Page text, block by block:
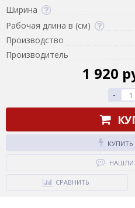
Ширина
Рабочая длина в (см)
Производство
Производитель
1 920
-
КУПИТЬ
НАШЛИ
СРАВНИТЬ